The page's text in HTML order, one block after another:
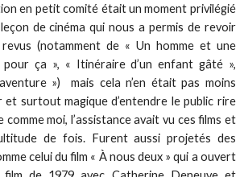
en petit comité était un moment privilégié
de cinéma qui nous a permis de revoir
(notamment de « Un homme et une
ça », « Itinéraire d’un enfant gâté »,
») mais cela n’en était pas moins
surtout magique d’entendre le public rire
moi, l’assistance avait vu ces films et
de fois. Furent aussi projetés des
celui du film « À nous deux » qui a ouvert